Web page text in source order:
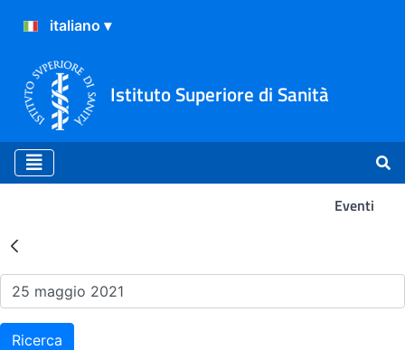
Istituto Superiore di Sanità
Eventi
Risultati della Ricerca -
Ricerca